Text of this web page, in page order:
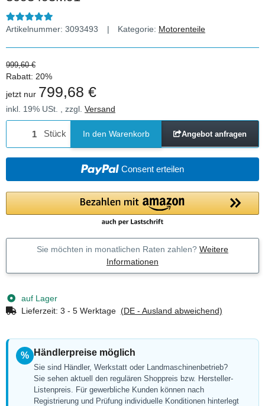
Artikelnummer: 3093493 Kategorie: Motorenteile
999,60 €
Rabatt: 20%
jetzt nur 799,68 €
inkl. 19% USt. , zzgl. Versand
Stück In den Warenkorb Angebot anfragen
Consent erteilen
Sie möchten in monatlichen Raten zahlen? Weitere
Informationen
auf Lager
Lieferzeit: 3 - 5 Werktage (DE - Ausland abweichend)
% Händlerpreise möglich
Sie sind Händler, Werkstatt oder Landmaschinenbetrieb?
Sie sehen aktuell den regulären Shoppreis bzw. Hersteller-
Listenpreis. Für gewerbliche Kunden können nach
Registrierung und Prüfung individuelle Konditionen hinterlegt